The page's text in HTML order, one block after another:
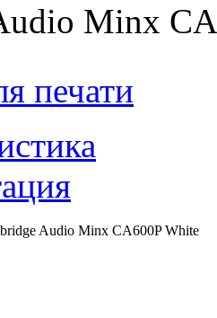
Minx
печати
Audio Minx CA600P White